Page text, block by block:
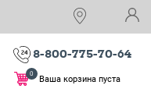
8-800-775-70-64
Ваша корзина пуста
0